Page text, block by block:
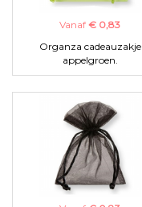
Vanaf € 0,83
Organza cadeauzakje
appelgroen.